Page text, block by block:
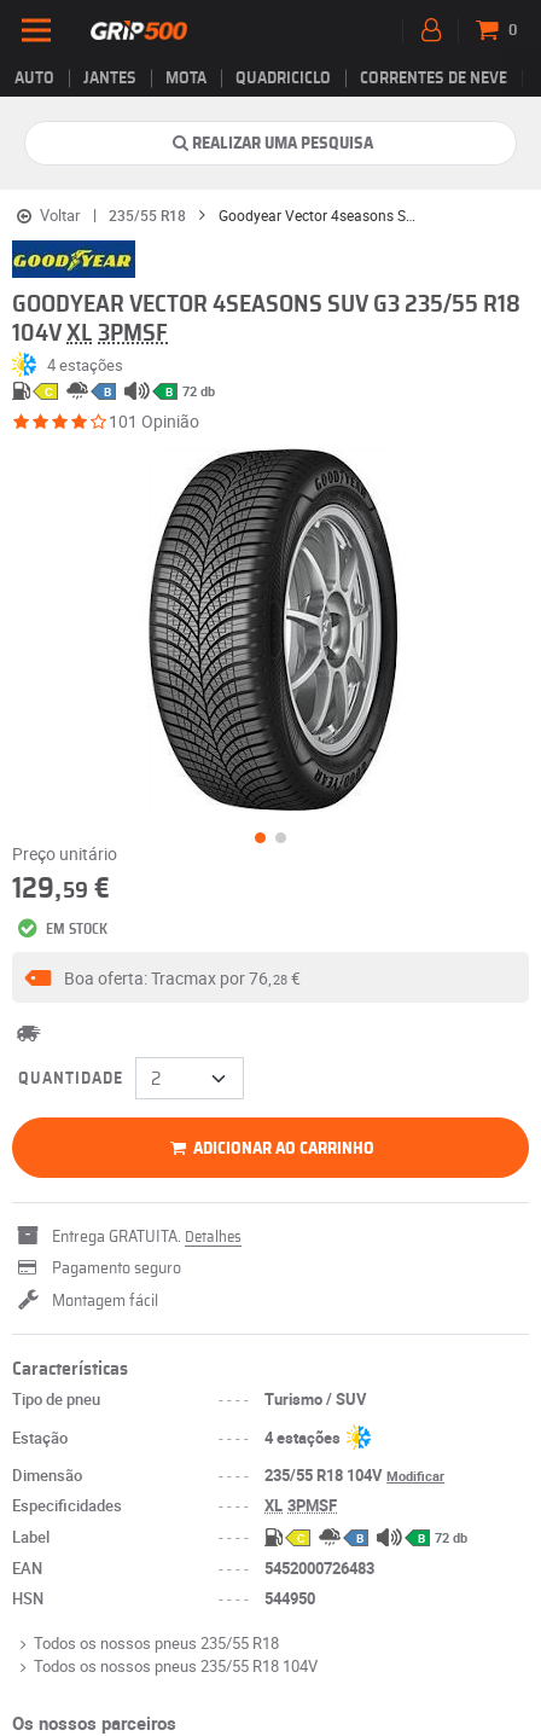
AUTO JANTES MOTA QUADRICICLO CORRENTES DE NEVE
0
REALIZAR UMA PESQUISA
Voltar 235/55 R18 Goodyear Vector 4seasons SUV G3
GOODYEAR VECTOR 4SEASONS SUV G3 235/55 R18
104V XL 3PMSF
4 estações
C B B 72 db
101 Opinião
Preço unitário
129,59 €
EM STOCK
Boa oferta: Tracmax por76,28€
QUANTIDADE
ADICIONAR AO CARRINHO
Entrega GRATUITA. Detalhes
Pagamento seguro
Montagem fácil
Características
Tipo de pneu ----
Turismo / SUV
Estação
----
4 estações
Dimensão
---- 235/55 R18 104VModificar
Especificidades ---- XL 3PMSF
Label
---- C B B 72 db
EAN ----
5452000726483
HSN
---- 544950
Todos os nossos pneus 235/55 R18
Todos os nossos pneus 235/55 R18 104V
Os nossos parceiros